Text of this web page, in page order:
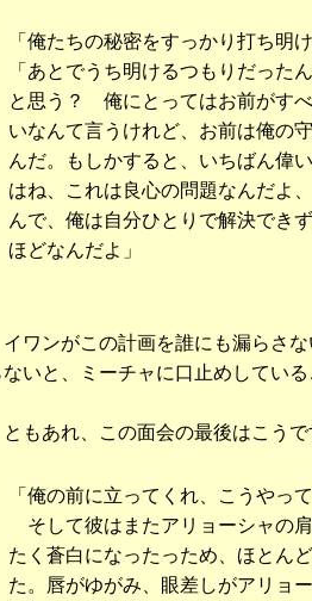
「俺たちの秘密をすっかり打ち明
「あとでうち明けるつもりだった
と思う？ 俺にとってはお前がす
いなんて言うけれど、お前は俺の
んだ。もしかすると、いちばん偉
はね、これは良心の問題なんだよ
んで、俺は自分ひとりで解決でき
ほどなんだよ」
ワンがこの計画を誰にも漏らさ
ないと、ミーチャに口止めしてい
もあれ、この面会の最後はこうで
「俺の前に立ってくれ、こうやっ
そして彼はまたアリョーシャの
たく蒼白になったっため、ほとん
た。唇がゆがみ、眼差しがアリョ